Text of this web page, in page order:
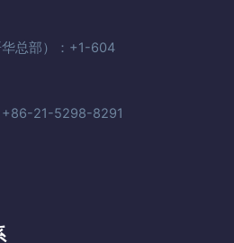
总部）：+1-604
+86-21-5298-8291